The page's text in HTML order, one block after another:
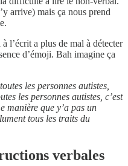
arrive) mais ça nous prend
l’écrit a plus de mal à détecter
d’émoji. Bah imagine ça
les personnes autistes,
les personnes autistes, c’est
manière que y’a pas un
tous les traits du
verbales